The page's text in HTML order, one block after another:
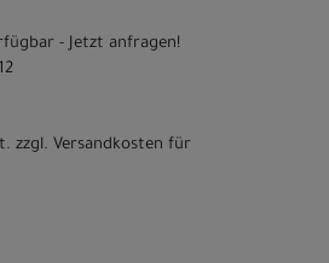
- Jetzt anfragen!
zzgl. Versandkosten für